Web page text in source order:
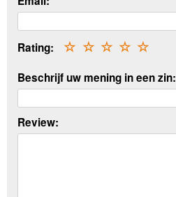
Rating: ☆
☆
☆
☆
☆
Beschrijf uw mening in een zin:
Review: